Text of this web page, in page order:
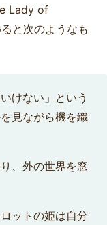
Lady of
と次のようなも
けない」という
見ながら機を織
、外の世界を窓
ットの姫は自分